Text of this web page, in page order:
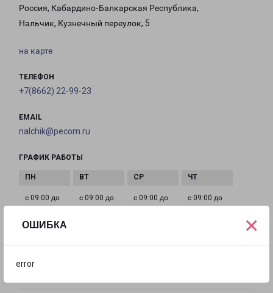
ОШИБКА
error
×
Россия, Кабардино-Балкарская Республика,
Нальчик, Кузнечный переулок, 5
на карте
ТЕЛЕФОН
+7(8662) 22-99-23
EMAIL
nalchik@pecom.ru
ГРАФИК РАБОТЫ
с 09:00 до
с 09:00 до
с 09:00 до
с 09:00 до
18:00